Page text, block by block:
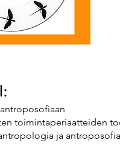
toimintaperiaatteiden
antropologia ja